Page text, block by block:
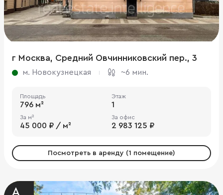
г Москва, Средний Овчинниковский пер., 3
м. Новокузнецкая ~6 мин.
Площадь
796 м²
Этаж
1
За м²
45 000 ₽ / м²
За офис
2 983 125 ₽
Посмотреть в аренду (1 помещение)
A